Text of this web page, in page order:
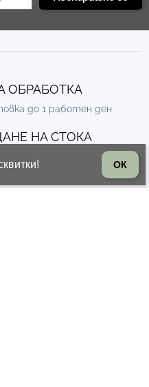
ОБРАБОТКА
до 1 работен ден
НА СТОКА
ОК